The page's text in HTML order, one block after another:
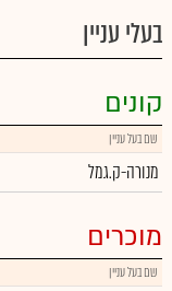
בעלי עניין
קונים
שם בעל עניין
מנורה-ק.גמל
מוכרים
שם בעל עניין